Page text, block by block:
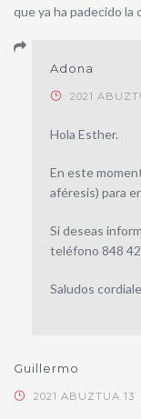
que ya ha padecido la
Adona
2021
Hola Esther.
En este
aféresis) para
Si deseas
teléfono 848
Saludos
Guillermo
2021 ABUZTUA 13